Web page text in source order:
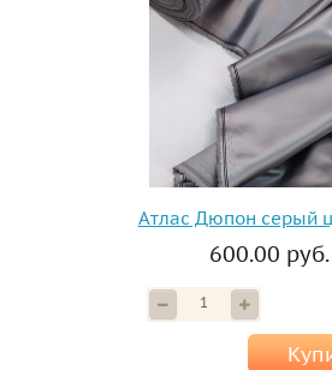
Атлас Дюпон серый
600.00 руб.